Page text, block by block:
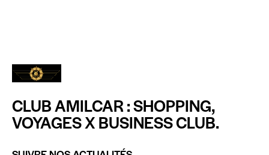
CLUB AMILCAR : SHOPPING,
VOYAGES X BUSINESS CLUB.